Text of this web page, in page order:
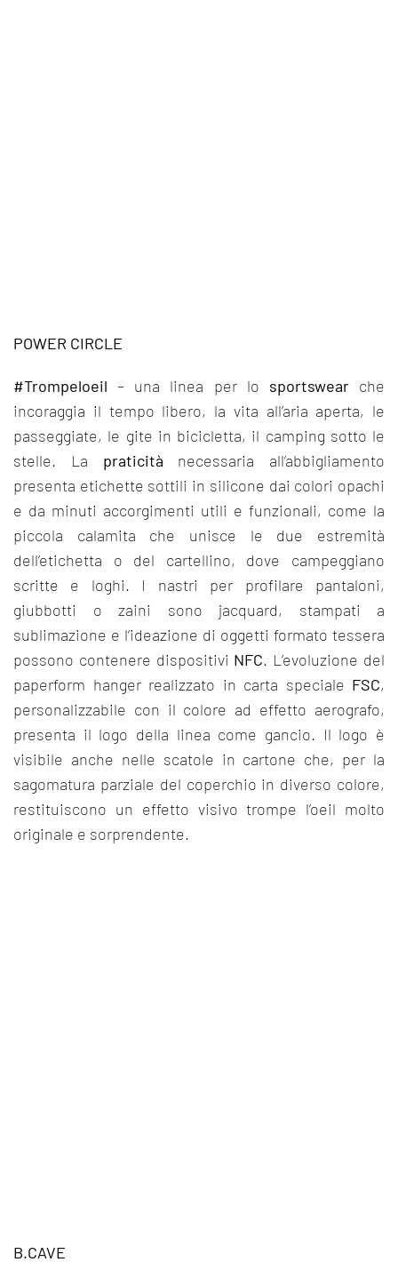
POWER CIRCLE
#Trompeloeil – una linea per lo sportswearche
incoraggia il tempo libero, la vita all’aria aperta, le
passeggiate, le gite in bicicletta, il camping sotto le
stelle. La praticità necessaria all’abbigliamento
presenta etichette sottili in silicone dai colori opachi
e da minuti accorgimenti utili e funzionali, come la
piccola calamita che unisce le due estremità
dell’etichetta o del cartellino, dove campeggiano
scritte e loghi. I nastri per profilare pantaloni,
giubbotti o zaini sono jacquard, stampati a
sublimazione e l’ideazione di oggetti formato tessera
possono contenere dispositivi NFC. L’evoluzione del
paperform hanger realizzato in carta speciale FSC,
personalizzabile con il colore ad effetto aerografo,
presenta il logo della linea come gancio. Il logo è
visibile anche nelle scatole in cartone che, per la
sagomatura parziale del coperchio in diverso colore,
restituiscono un effetto visivo trompe l’oeil molto
originale e sorprendente.
B.CAVE